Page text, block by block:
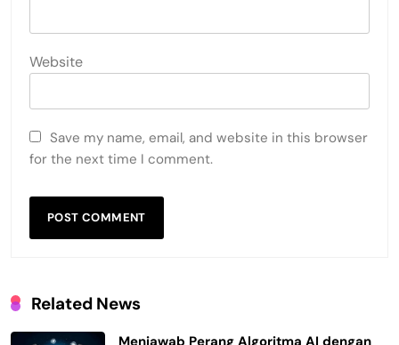
Website
Save my name, email, and website in this browser
for the next time I comment.
Related News
Menjawab Perang Algoritma AI dengan